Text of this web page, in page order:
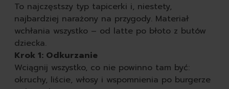
To najczęstszy typ tapicerki i, niestety,
najbardziej narażony na przygody. Materiał
wchłania wszystko – od latte po błoto z butów
dziecka.
Krok 1: Odkurzanie
Wciągnij wszystko, co nie powinno tam być:
okruchy, liście, włosy i wspomnienia po burgerze